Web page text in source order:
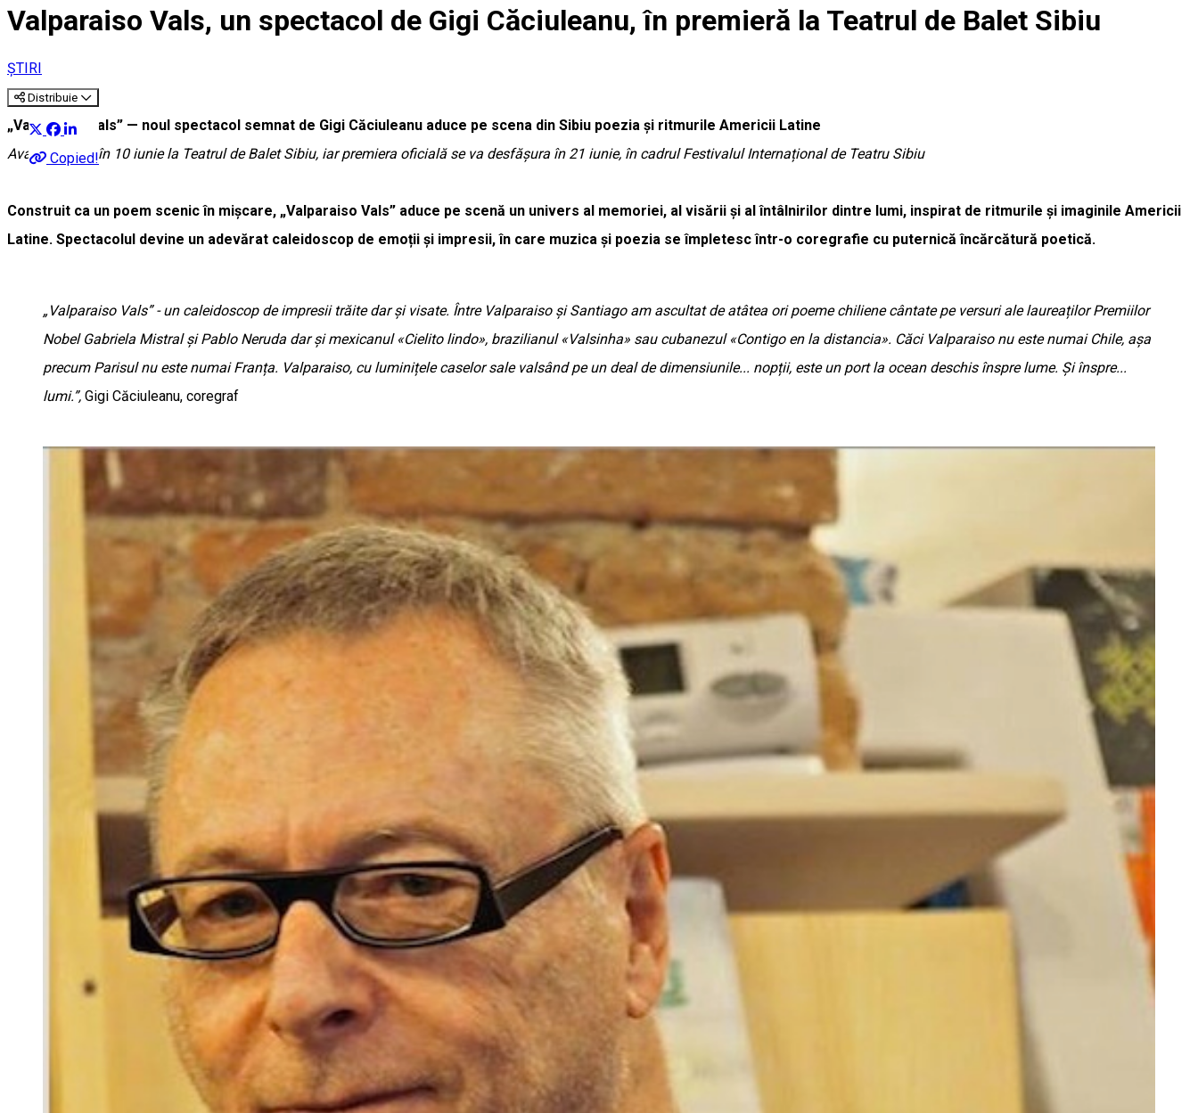
Valparaiso Vals, un spectacol de Gigi Căciuleanu, în premieră la Teatrul de Balet Sibiu
ȘTIRI
Distribuie
Copied!
„Valparaiso Vals” — noul spectacol semnat de Gigi Căciuleanu aduce pe scena din Sibiu poezia și ritmurile Americii Latine
Avanpremiera în 10 iunie la Teatrul de Balet Sibiu, iar premiera oficială se va desfășura în 21 iunie, în cadrul Festivalul Internațional de Teatru Sibiu
Construit ca un poem scenic în mișcare, „Valparaiso Vals” aduce pe scenă un univers al memoriei, al visării și al întâlnirilor dintre lumi, inspirat de ritmurile și imaginile Americii
Latine. Spectacolul devine un adevărat caleidoscop de emoții și impresii, în care muzica și poezia se împletesc într-o coregrafie cu puternică încărcătură poetică.
„Valparaiso Vals” - un caleidoscop de impresii trăite dar și visate. Între Valparaiso și Santiago am ascultat de atâtea ori poeme chiliene cântate pe versuri ale laureaților Premiilor
Nobel Gabriela Mistral și Pablo Neruda dar și mexicanul «Cielito lindo», brazilianul «Valsinha» sau cubanezul «Contigo en la distancia». Căci Valparaiso nu este numai Chile, așa
precum Parisul nu este numai Franța. Valparaiso, cu luminițele caselor sale valsând pe un deal de dimensiunile... nopții, este un port la ocean deschis înspre lume. Și înspre...
lumi.”, Gigi Căciuleanu, coregraf